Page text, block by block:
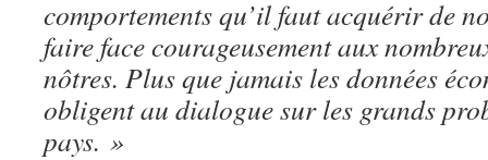
comportements qu’il faut acquérir de
faire face courageusement aux
nôtres. Plus que jamais les données
obligent au dialogue sur les grands
pays. »